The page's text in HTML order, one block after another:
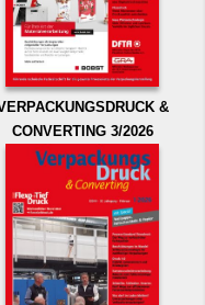
&
CONVERTING 3/2026